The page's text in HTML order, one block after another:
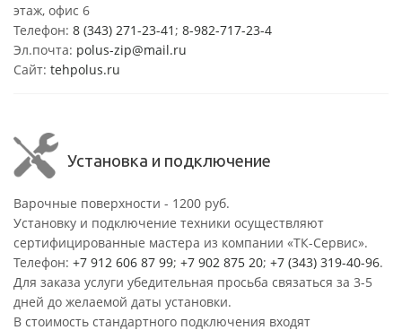
этаж, офис 6
Телефон: 8 (343) 271-23-41; 8-982-717-23-4
Эл.почта: polus-zip@mail.ru
Сайт: tehpolus.ru
Установка и подключение
Варочные поверхности - 1200 руб.
Установку и подключение техники осуществляют
сертифицированные мастера из компании «ТК-Сервис».
Телефон: +7 912 606 87 99; +7 902 875 20; +7 (343) 319-40-96.
Для заказа услуги убедительная просьба связаться за 3-5
дней до желаемой даты установки.
В стоимость стандартного подключения входят